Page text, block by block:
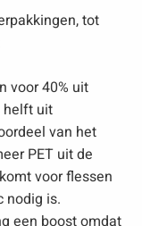
tot
voor 40% uit
helft uit
van het
PET uit de
voor flessen
nodig is.
een boost omdat